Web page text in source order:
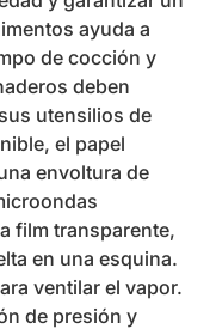
ayuda a
de cocción y
deben
utensilios de
el papel
envoltura de
film transparente,
en una esquina.
ventilar el vapor.
de presión y